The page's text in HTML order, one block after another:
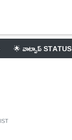
🌟 వాట్సాప్ STATUS